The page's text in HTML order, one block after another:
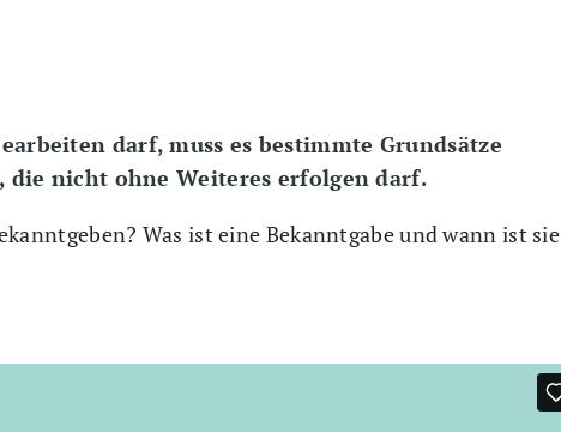
darf, muss es bestimmte Grundsätze
die nicht ohne Weiteres erfolgen darf.
Was ist eine Bekanntgabe und wann ist sie